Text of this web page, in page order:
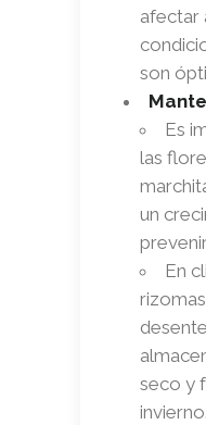
afectar
son
Es
las
un
En
seco y
invierno.